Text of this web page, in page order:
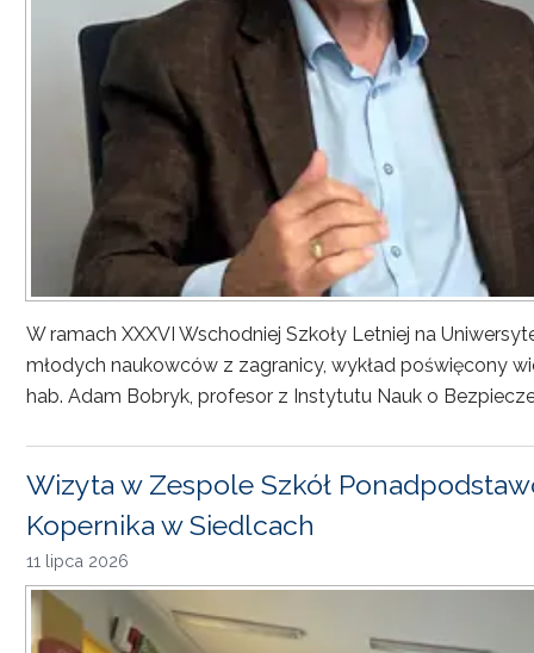
W ramach XXXVI Wschodniej Szkoły Letniej na
młodych naukowców z zagranicy, wykład poświęcony
hab. Adam Bobryk, profesor z Instytutu Nauk o
Wizyta w Zespole Szkół
Kopernika w Siedlcach
11 lipca 2026